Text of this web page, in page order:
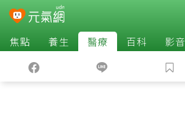
焦點 養生 醫療 百科 影音